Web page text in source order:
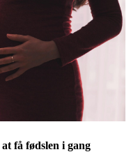
få fødslen i gang